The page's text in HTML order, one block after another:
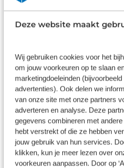
Deze website maakt
Wij gebruiken cookies voor het
om jouw voorkeuren op te slaan
marketingdoeleinden
advertenties). Ook delen we
van onze site met onze partners
adverteren en analyse. Deze
gegevens combineren met
hebt verstrekt of die ze hebben
jouw gebruik van hun services.
klikken, kun je meer lezen over
voorkeuren aanpassen. Door op
Elektronische
onderweg om de situatie op
ook zelf ingrijpen. Als een
zich in de dode hoek
actieve dodehoekdetectie.
ongelukken voorkomen. In
we verder een driver alert
een splinternieuwe auto en
met volledige
u verschillende gunstige
Gekozen
Wat klanten over
9,1 11262 reviews
5
4